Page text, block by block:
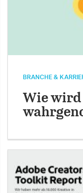
BRANCHE &
Wie